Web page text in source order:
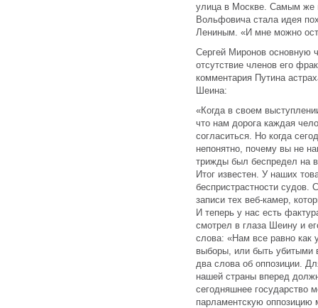
улица в Москве. Самым же
Вольфовича стала идея
Лениным. «И мне можно
Сергей Миронов основную
отсутствие членов его
комментария Путина
Шеина:
«Когда в своем
что нам дорога каждая
согласиться. Но когда
непонятно, почему вы не
трижды был беспредел на
Итог известен. У наших
беспристрастности судов.
записи тех веб-камер,
И теперь у нас есть
смотрел в глаза Шеину и
слова: «Нам все равно как
выборы, или быть убитыми
два слова об оппозиции.
нашей страны вперед
сегодняшнее государство
парламентскую оппозицию